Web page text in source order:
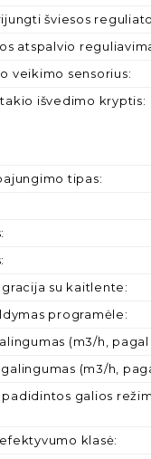
šviesos
atspalvio
veikimo sensorius:
išvedimo kryptis:
tipas:
:
:
su kaitlente:
programėle:
(m3/h, pagal
(m3/h,
padidintos galios
klasė: